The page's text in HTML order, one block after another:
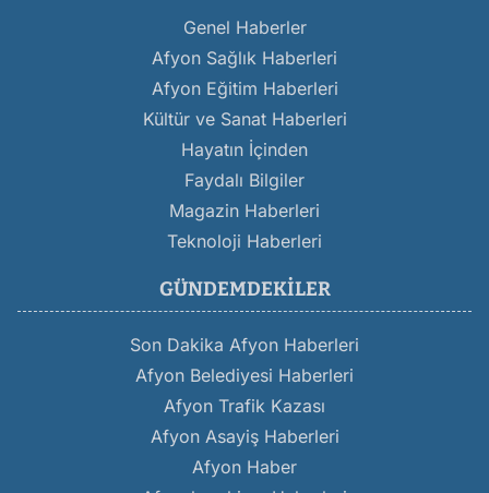
Genel Haberler
Afyon Sağlık Haberleri
Afyon Eğitim Haberleri
Kültür ve Sanat Haberleri
Hayatın İçinden
Faydalı Bilgiler
Magazin Haberleri
Teknoloji Haberleri
GÜNDEMDEKILER
Son Dakika Afyon Haberleri
Afyon Belediyesi Haberleri
Afyon Trafik Kazası
Afyon Asayiş Haberleri
Afyon Haber